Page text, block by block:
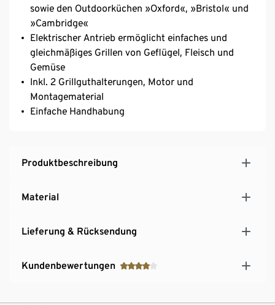
sowie den Outdoorküchen »Oxford«, »Bristol« und
»Cambridge«
Elektrischer Antrieb ermöglicht einfaches und
gleichmäßiges Grillen von Geflügel, Fleisch und
Gemüse
Inkl. 2 Grillguthalterungen, Motor und
Montagematerial
Einfache Handhabung
Produktbeschreibung
Material
Lieferung & Rücksendung
Kundenbewertungen